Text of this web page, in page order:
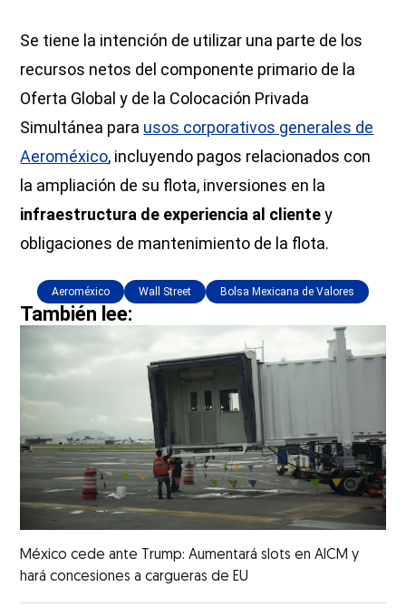
Se tiene la intención de utilizar una parte de los
recursos netos del componente primario de la
Oferta Global y de la Colocación Privada
Simultánea para usos corporativos generales de
Aeroméxico, incluyendo pagos relacionados con
la ampliación de su flota, inversiones en la
infraestructura de experiencia al clientey
obligaciones de mantenimiento de la flota.
Aeroméxico Wall Street Bolsa Mexicana de Valores
También lee:
México cede ante Trump: Aumentará slots en AICM y
hará concesiones a cargueras de EU